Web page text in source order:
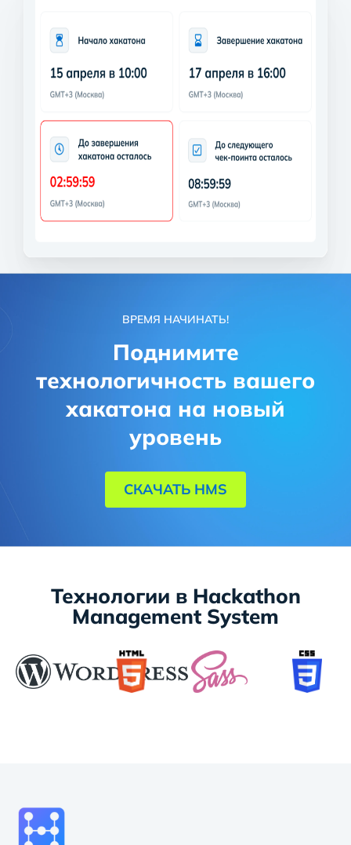
ВРЕМЯ НАЧИНАТЬ!
Поднимите
технологичность вашего
хакатона на новый
уровень
СКАЧАТЬ HMS
Технологии в Hackathon
Management System